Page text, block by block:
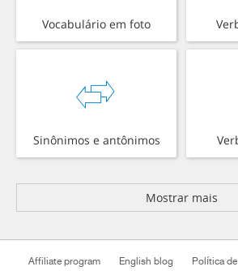
Vocabulário em foto
Sinônimos e antônimos
Mostrar mais
Affiliate program English blog Política